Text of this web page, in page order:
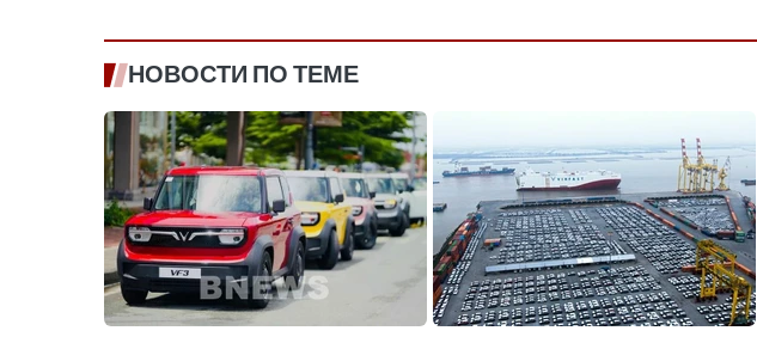
НОВОСТИ ПО ТЕМЕ